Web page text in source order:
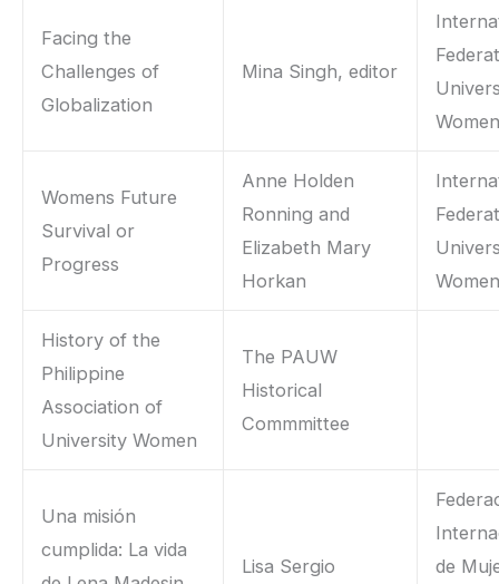
Facing the
Challenges of
Globalization
Mina Singh, editor
Womens Future
Survival or
Progress
Anne Holden
Ronning and
Elizabeth Mary
Horkan
History of the
Philippine
Association of
University Women
The PAUW
Historical
Commmittee
Una misión
cumplida: La vida
Lisa Sergio
de